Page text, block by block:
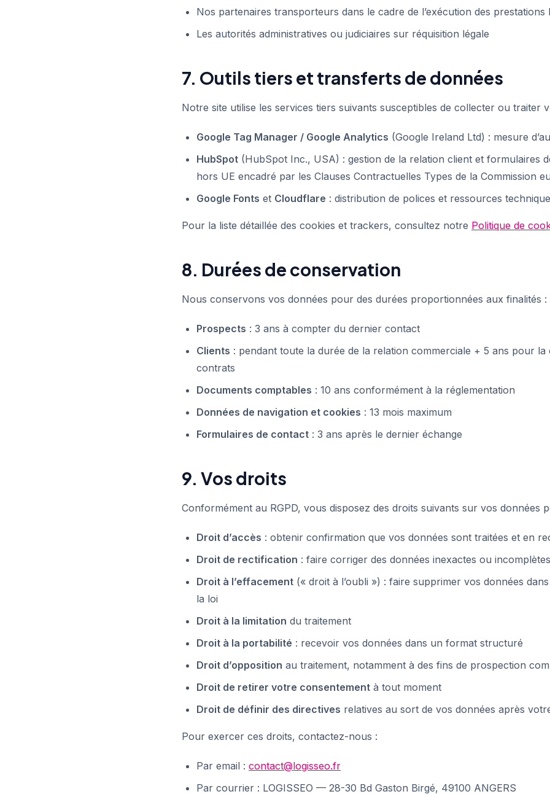
Nos partenaires transporteurs dans le cadre de l’exécution des prestations
Les autorités administratives ou judiciaires sur réquisition légale
7. Outils tiers et transferts de données
Notre site utilise les services tiers suivants susceptibles de collecter ou traiter
Google Tag Manager / Google Analytics (Google Ireland Ltd) : mesure
HubSpot (HubSpot Inc., USA) : gestion de la relation client et formulaires
hors UE encadré par les Clauses Contractuelles Types de la Commission
Google Fonts et Cloudflare : distribution de polices et ressources
Pour la liste détaillée des cookies et trackers, consultez notre Politique de
8. Durées de conservation
Nous conservons vos données pour des durées proportionnées aux finalités :
Prospects : 3 ans à compter du dernier contact
Clients : pendant toute la durée de la relation commerciale + 5 ans pour la
contrats
Documents comptables : 10 ans conformément à la réglementation
Données de navigation et cookies : 13 mois maximum
Formulaires de contact : 3 ans après le dernier échange
9. Vos droits
Conformément au RGPD, vous disposez des droits suivants sur vos données
Droit d’accès : obtenir confirmation que vos données sont traitées et en
Droit de rectification : faire corriger des données inexactes ou incomplètes
Droit à l’effacement (« droit à l’oubli ») : faire supprimer vos données
la loi
Droit à la limitation du traitement
Droit à la portabilité : recevoir vos données dans un format structuré
Droit d’opposition au traitement, notamment à des fins de prospection
Droit de retirer votre consentement à tout moment
Droit de définir des directives relatives au sort de vos données après
Pour exercer ces droits, contactez-nous :
Par email : contact@logisseo.fr
Par courrier : LOGISSEO — 28-30 Bd Gaston Birgé, 49100 ANGERS